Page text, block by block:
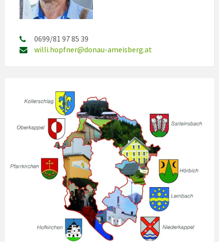
0699/81 97 85 39
willi.hopfner@donau-ameisberg.at